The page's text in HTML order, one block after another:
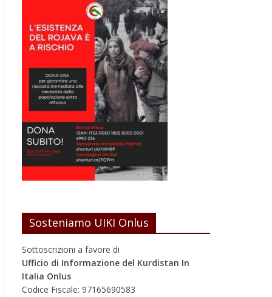
Sosteniamo UIKI Onlus
Sottoscrizioni a favore di
Ufficio di Informazione del Kurdistan In
Italia Onlus
Codice Fiscale: 97165690583